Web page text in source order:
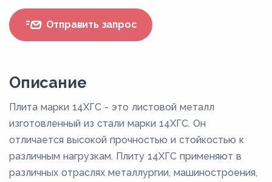
Отправить запрос
Описание
Плита марки 14ХГС - это листовой металл
изготовленный из стали марки 14ХГС. Он
отличается высокой прочностью и стойкостью к
различным нагрузкам. Плиту 14ХГС применяют в
различных отраслях металлургии, машиностроения,